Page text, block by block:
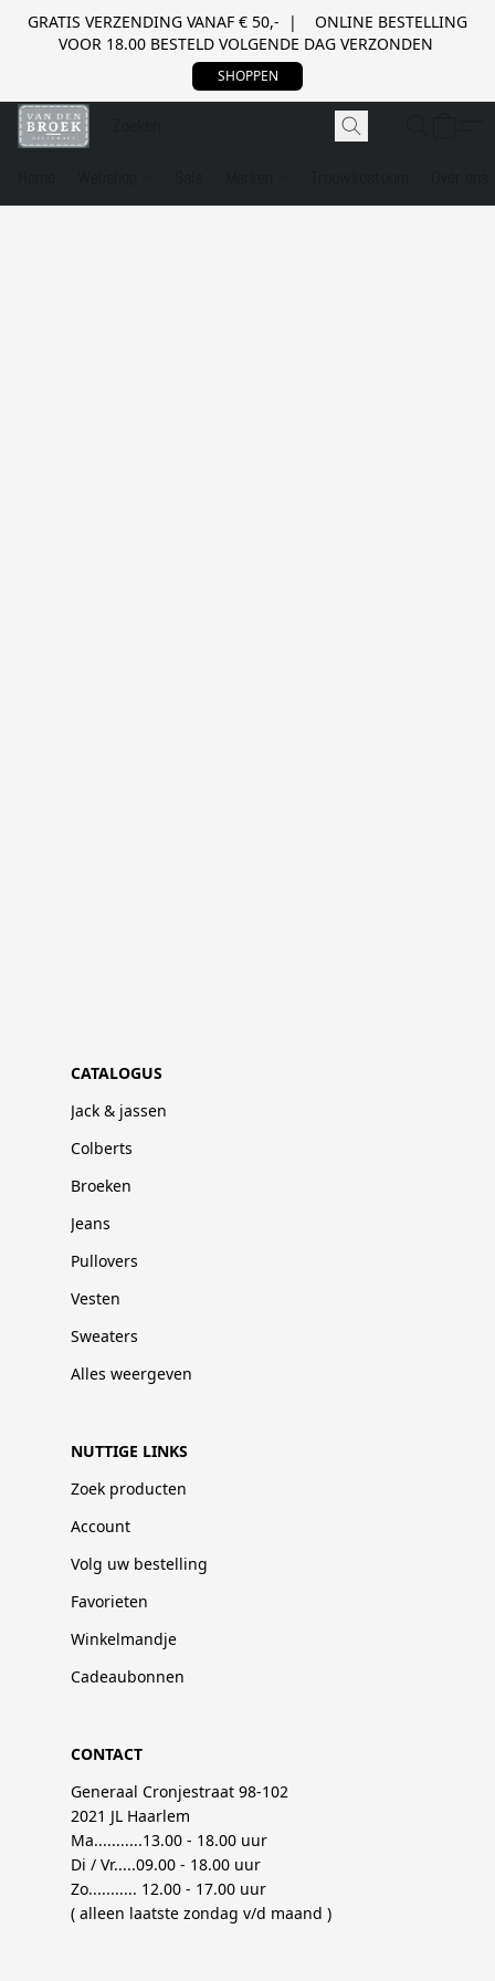
GRATIS VERZENDING VANAF € 50,- | ONLINE BESTELLING
VOOR 18.00 BESTELD VOLGENDE DAG VERZONDEN
SHOPPEN
CATALOGUS
Jack & jassen
Colberts
Broeken
Jeans
Pullovers
Vesten
Sweaters
Alles weergeven
NUTTIGE LINKS
Zoek producten
Account
Volg uw bestelling
Favorieten
Winkelmandje
Cadeaubonnen
CONTACT
Generaal Cronjestraat 98-102
2021 JL Haarlem
Ma...........13.00 - 18.00 uur
Di / Vr.....09.00 - 18.00 uur
Zo........... 12.00 - 17.00 uur
( alleen laatste zondag v/d maand )